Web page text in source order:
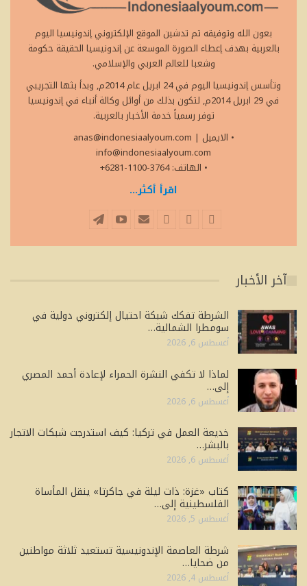
بعون الله وتوفيقه تم تدشين الموقع الإلكتروني إندونيسيا اليوم
بالعربية بهدف إعطاء الصورة الموسعة عن إندونيسيا الحقيقة حكومة
وشعبا للعالم العربي والإسلامي.
وتأسس إندونيسيا اليوم في 24 ابريل عام 2014م, وبدأ بثها التجريبي
في 29 ابريل 2014م, لتكون بذلك من أوائل وكالة أنباء في إندونيسيا
توفر رسمياً خدمة الأخبار بالعربية.
• الايميل
anas@indonesiaalyoum.com |
info@indonesiaalyoum.com
• الهاتف: 3764-1100-6281+
اقرأ أكثر...
آخر الأخبار
الشرطة تفكك شبكة احتيال إلكتروني دولية في
سومطرا الشمالية…
أغسطس 6, 2026
لماذا لا تكفي النشرة الحمراء لإعادة أحمد المصري
إلى…
أغسطس 6, 2026
خديعة العمل في تركيا: كيف استدرجت شبكات الاتجار
بالبشر…
أغسطس 6, 2026
كتاب «غزة: ذات ليلة في جاكرتا» ينقل المأساة
الفلسطينية إلى…
أغسطس 5, 2026
شرطة العاصمة الإندونيسية تستعيد ثلاثة مواطنين
من ضحايا…
أغسطس 4, 2026